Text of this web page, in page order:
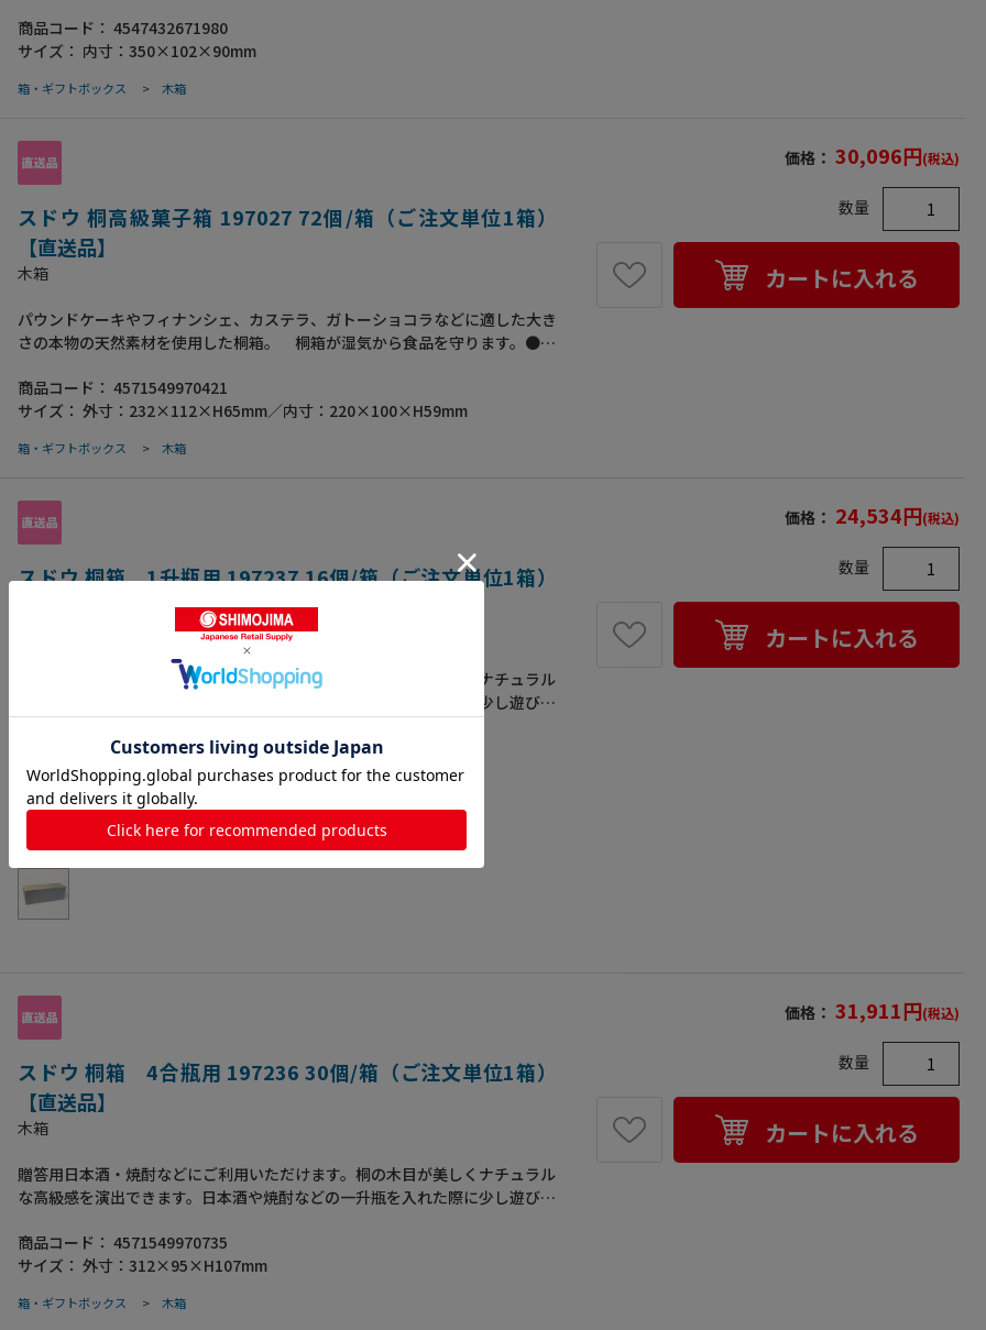
商品コード： 4547432671980
サイズ： 内寸：350×102×90mm
箱・ギフトボックス > 木箱
スドウ 桐高級菓子箱 197027 72個/箱（ご注文単位1箱）
【直送品】
木箱
パウンドケーキやフィナンシェ、カステラ、ガトーショコラなどに適した大き
さの本物の天然素材を使用した桐箱。 桐箱が湿気から食品を守ります。●入
商品コード： 4571549970421
サイズ： 外寸：232×112×H65mm／内寸：220×100×H59mm
箱・ギフトボックス > 木箱
価格： 30,096円(税込)
数量
カートに入れる
スドウ 桐箱 1升瓶用 197237 16個/箱（ご注文単位1箱）
贈答用日本酒・焼酎などにご利用いただけます。桐の木目が美しくナチュラル
な高級感を演出できます。日本酒や焼酎などの一升瓶を入れた際に少し遊びが
す。蓋部分に桟が付いているので瓶のガタつきを抑えられ、安定感がありま
す。●入数：16個
4571549970728
サイズ： 外寸：420×121×H133mm
箱・ギフトボックス>木箱
価格： 24,534円(税込)
数量
カートに入れる
バリエーション：1種類の商品があります
スドウ 桐箱 4合瓶用 197236 30個/箱（ご注文単位1箱）
【直送品】
木箱
贈答用日本酒・焼酎などにご利用いただけます。桐の木目が美しくナチュラル
な高級感を演出できます。日本酒や焼酎などの一升瓶を入れた際に少し遊びが
す。蓋部分に桟が付いているので瓶のガタつきを抑えられ、安定感がありま
す。●入数：30個
商品コード： 4571549970735
サイズ： 外寸：312×95×H107mm
箱・ギフトボックス > 木箱
価格： 31,911円(税込)
数量
カートに入れる